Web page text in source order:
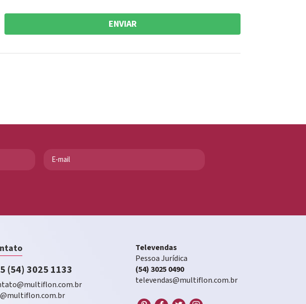
ENVIAR
(54) 3025 1133
Televendas
Pessoa Jurídica
(54) 3025 0490
televendas@multiflon.com.br